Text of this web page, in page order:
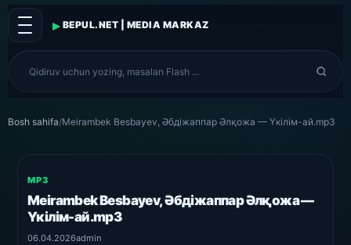
▸ BEPUL.NET | MEDIA MARKAZ
Bosh sahifa/Meirambek Besbayev, Әбдіжаппар Әлқожа — Үкілім-ай.mp3
MP3
Meirambek Besbayev, Әбдіжаппар Әлқожа —
Үкілім-ай.mp3
06.04.2026admin